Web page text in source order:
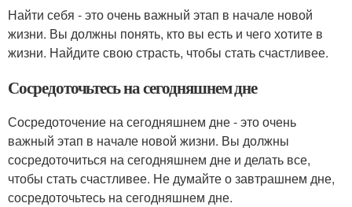
Найти себя - это очень важный этап в начале новой
жизни. Вы должны понять, кто вы есть и чего хотите в
жизни. Найдите свою страсть, чтобы стать счастливее.
Сосредоточьтесь на сегодняшнем дне
Сосредоточение на сегодняшнем дне - это очень
важный этап в начале новой жизни. Вы должны
сосредоточиться на сегодняшнем дне и делать все,
чтобы стать счастливее. Не думайте о завтрашнем дне,
сосредоточьтесь на сегодняшнем дне.